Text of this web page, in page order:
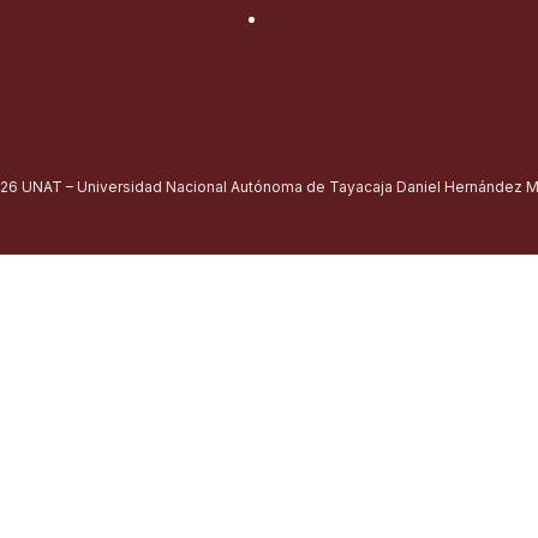
UNAT – Universidad Nacional Autónoma de Tayacaja Daniel Hernández